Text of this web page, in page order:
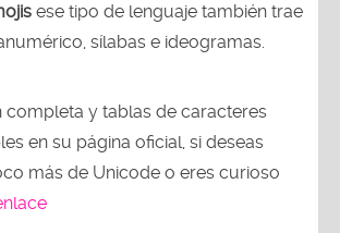
ese tipo de lenguaje también trae
sílabas e ideogramas.
completa y tablas de caracteres
en su página oficial, si deseas
más de Unicode o eres curioso